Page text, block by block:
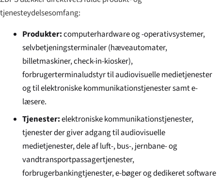
tjenesteydelsesomfang:
Produkter:computerhardware og -operativsystemer,
selvbetjeningsterminaler (hæveautomater,
billetmaskiner, check-in-kiosker),
forbrugerterminaludstyr til audiovisuelle medietjenester
og til elektroniske kommunikationstjenester samt e-
læsere.
Tjenester:elektroniske kommunikationstjenester,
tjenester der giver adgang til audiovisuelle
medietjenester, dele af luft-, bus-, jernbane- og
vandtransportpassagertjenester,
forbrugerbankingtjenester, e-bøger og dedikeret software